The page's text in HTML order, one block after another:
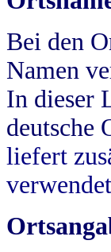
Bei den
Namen
In dieser
deutsche
liefert